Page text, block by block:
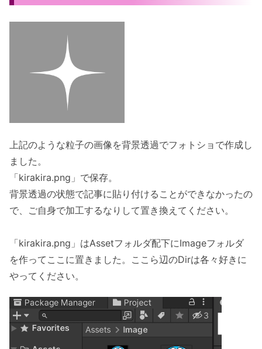
上記のような粒子の画像を背景透過でフォトショで作成し
ました。
「kirakira.png」で保存。
背景透過の状態で記事に貼り付けることができなかったの
で、ご自身で加工するなりして置き換えてください。
「kirakira.png」はAssetフォルダ配下にImageフォルダ
を作ってここに置きました。ここら辺のDirは各々好きに
やってください。